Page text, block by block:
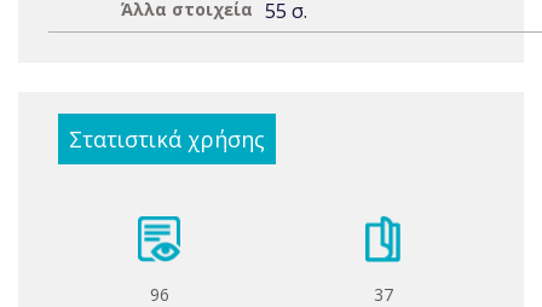
Άλλα στοιχεία 55 σ.
Στατιστικά χρήσης
96 37